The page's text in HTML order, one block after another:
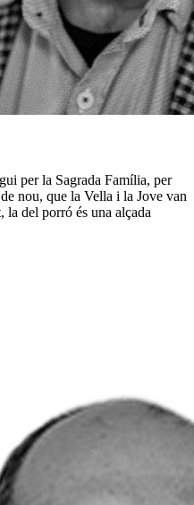
per la Sagrada Família, per
nou, que la Vella i la Jove van
del porró és una alçada